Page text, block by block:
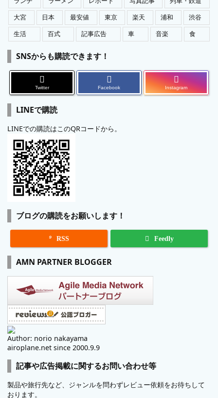
大宮
日本 最安値 東京 楽天 浦和
渋谷
生活
百式 記事広告 車 音楽 食
SNSからも購読できます！
Twitter Facebook Instagram
LINEで購読
LINEでの購読はこのQRコードから。
ブログの購読をお願いします！
 RSS Feedly
AMN PARTNER BLOGGER
Author: norio nakayama
airoplane.net since 2000.9.9
記事や広告掲載に関するお問い合わせ等
製品や旅行先など、ジャンルを問わずレビュー依頼をお待ちして
おります。